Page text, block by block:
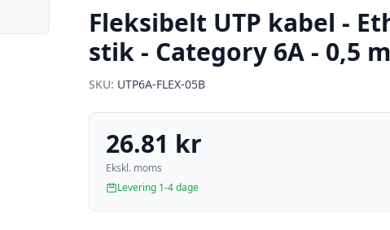
Fleksibelt UTP kabel -
stik - Category 6A - 0,5
SKU: UTP6A-FLEX-05B
26.81 kr
Ekskl. moms
Levering 1-4 dage